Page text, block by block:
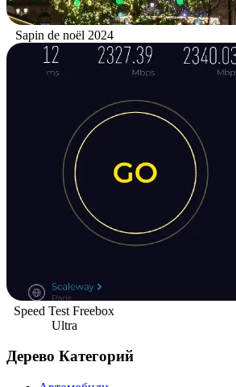
Sapin de noël 2024
Speed Test Freebox
Ultra
Дерево Категорий